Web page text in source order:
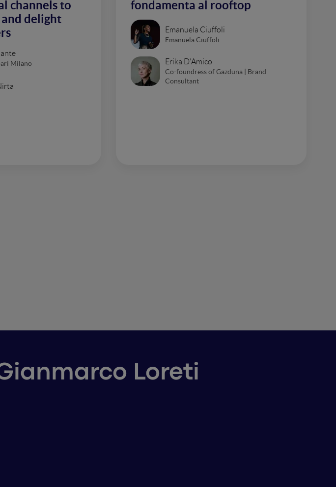
channels to
delight
Milano
fondamenta al rooftop
Emanuela Ciuffoli
Emanuela Ciuffoli
Erika D'Amico
Co-foundress of Gazduna | Brand
Consultant
Loreti